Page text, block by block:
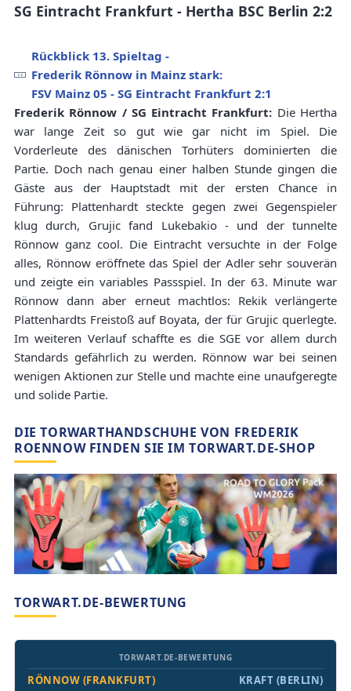
SG Eintracht Frankfurt - Hertha BSC Berlin 2:2
Rückblick 13. Spieltag -
Frederik Rönnow in Mainz stark:
FSV Mainz 05 - SG Eintracht Frankfurt 2:1
Frederik Rönnow / SG Eintracht Frankfurt: Die Hertha
war lange Zeit so gut wie gar nicht im Spiel. Die
Vorderleute des dänischen Torhüters dominierten die
Partie. Doch nach genau einer halben Stunde gingen die
Gäste aus der Hauptstadt mit der ersten Chance in
Führung: Plattenhardt steckte gegen zwei Gegenspieler
klug durch, Grujic fand Lukebakio - und der tunnelte
Rönnow ganz cool. Die Eintracht versuchte in der Folge
alles, Rönnow eröffnete das Spiel der Adler sehr souverän
und zeigte ein variables Passspiel. In der 63. Minute war
Rönnow dann aber erneut machtlos: Rekik verlängerte
Plattenhardts Freistoß auf Boyata, der für Grujic querlegte.
Im weiteren Verlauf schaffte es die SGE vor allem durch
Standards gefährlich zu werden. Rönnow war bei seinen
wenigen Aktionen zur Stelle und machte eine unaufgeregte
und solide Partie.
DIE TORWARTHANDSCHUHE VON FREDERIK
ROENNOW FINDEN SIE IM TORWART.DE-SHOP
TORWART.DE-BEWERTUNG
RÖNNOW (FRANKFURT)
TORWART.DE-BEWERTUNG
KRAFT (BERLIN)